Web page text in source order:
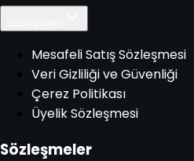
Mesafeli Satış Sözleşmesi
Veri Gizliliği ve Güvenliği
Çerez Politikası
Üyelik Sözleşmesi
Sözleşmeler